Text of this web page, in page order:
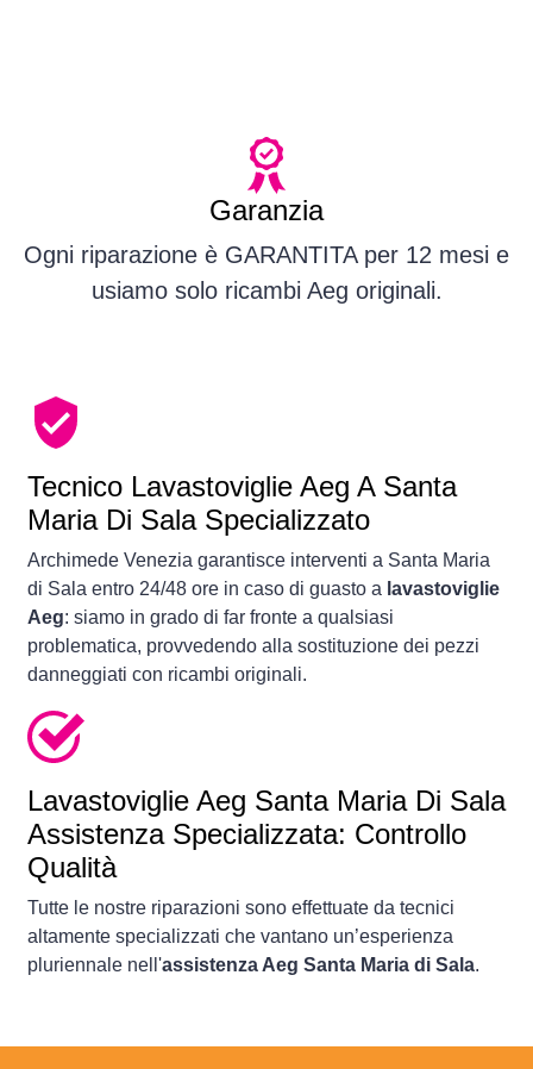
Garanzia
Ogni riparazione è GARANTITA per 12 mesi e
usiamo solo ricambi Aeg originali.
Tecnico Lavastoviglie Aeg A Santa
Maria Di Sala Specializzato
Archimede Venezia garantisce interventi a Santa Maria
di Sala entro 24/48 ore in caso di guasto a lavastoviglie
Aeg: siamo in grado di far fronte a qualsiasi
problematica, provvedendo alla sostituzione dei pezzi
danneggiati con ricambi originali.
Lavastoviglie Aeg Santa Maria Di Sala
Assistenza Specializzata: Controllo
Qualità
Tutte le nostre riparazioni sono effettuate da tecnici
altamente specializzati che vantano un’esperienza
pluriennale nell'assistenza Aeg Santa Maria di Sala.